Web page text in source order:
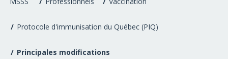
les
professionnels
Protocole d'immunisation du Québec (PIQ)
Principales modifications